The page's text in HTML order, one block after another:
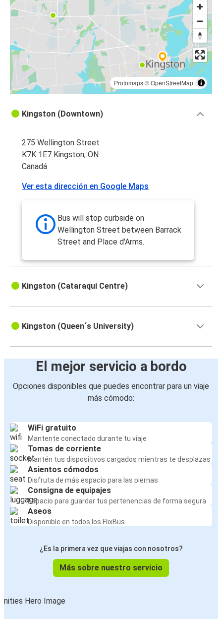
Protomaps©OpenStreetMap
Kingston (Downtown)
275 Wellington Street
K7K 1E7 Kingston, ON
Canadá
Ver esta dirección en Google Maps
Bus will stop curbside on
Wellington Street between Barrack
Street and Place d'Arms.
Kingston (Cataraqui Centre)
Kingston (Queen´s University)
El mejor servicio a bordo
Opciones disponibles que puedes encontrar para un viaje
más cómodo:
WiFi gratuito
Mantente conectado durante tu viaje
Tomas de corriente
Mantén tus dispositivos cargados mientras te desplazas
Asientos cómodos
Disfruta de más espacio para las piernas
Consigna de equipajes
Espacio para guardar tus pertenencias de forma segura
Aseos
Disponible en todos los FlixBus
¿Es la primera vez que viajas con nosotros?
Más sobre nuestro servicio